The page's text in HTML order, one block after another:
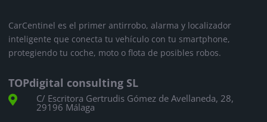
CarCentinel es el primer antirrobo, alarma y localizador
inteligente que conecta tu vehículo con tu smartphone,
protegiendo tu coche, moto o flota de posibles robos.
TOPdigital consulting SL
 C/ Escritora Gertrudis Gómez de Avellaneda, 28,
29196 Málaga